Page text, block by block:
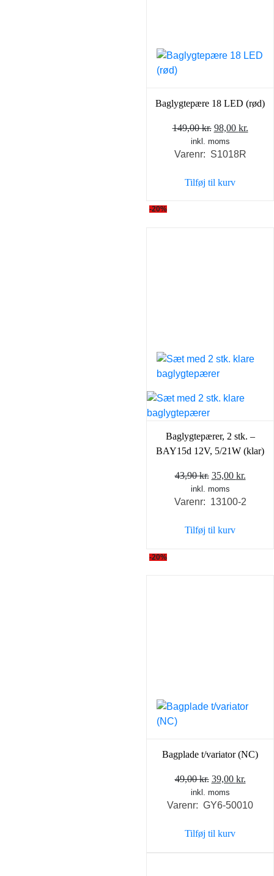
Baglygtepære 18 LED (rød)
149,00kr. Den
oprindelige
pris
149,00 kr..
98,00 kr.
inkl. moms
Varenr: S1018R
Tilføj til kurv
-20%
Baglygtepærer, 2 stk. –
BAY15d 12V, 5/21W (klar)
43,90kr. Den
oprindelige
pris
43,90 kr..
35,00 kr.
pris
inkl. moms
Varenr: 13100-2
Tilføj til kurv
-20%
Bagplade t/variator (NC)
49,00kr. Den
oprindelige
pris
49,00 kr..
39,00 kr.
pris
inkl. moms
Varenr: GY6-50010
Tilføj til kurv